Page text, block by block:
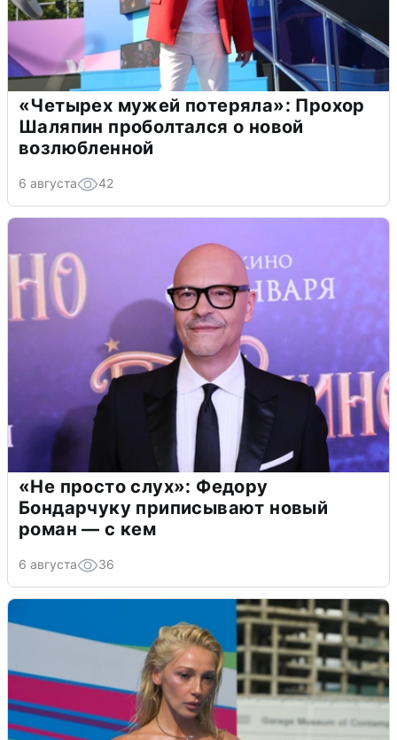
«Четырех мужей потеряла»: Прохор
Шаляпин проболтался о новой
возлюбленной
6 августа 42
«Не просто слух»: Федору
Бондарчуку приписывают новый
роман — с кем
6 августа 36